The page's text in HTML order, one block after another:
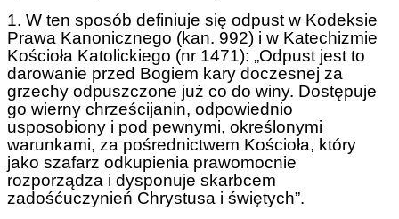
1. W ten sposób definiuje się odpust w Kodeksie
Prawa Kanonicznego (kan. 992) i w Katechizmie
Kościoła Katolickiego (nr 1471): „Odpust jest to
darowanie przed Bogiem kary doczesnej za
grzechy odpuszczone już co do winy. Dostępuje
go wierny chrześcijanin, odpowiednio
usposobiony i pod pewnymi, określonymi
warunkami, za pośrednictwem Kościoła, który
jako szafarz odkupienia prawomocnie
rozporządza i dysponuje skarbcem
zadośćuczynień Chrystusa i świętych”.